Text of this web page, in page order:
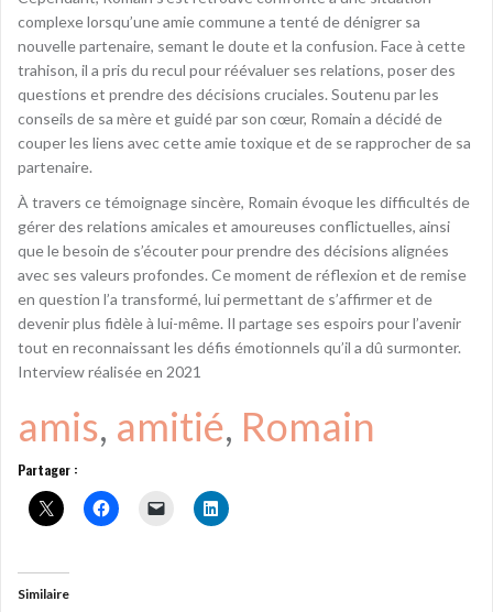
complexe lorsqu’une amie commune a tenté de dénigrer sa
nouvelle partenaire, semant le doute et la confusion. Face à cette
trahison, il a pris du recul pour réévaluer ses relations, poser des
questions et prendre des décisions cruciales. Soutenu par les
conseils de sa mère et guidé par son cœur, Romain a décidé de
couper les liens avec cette amie toxique et de se rapprocher de sa
partenaire.
À travers ce témoignage sincère, Romain évoque les difficultés de
gérer des relations amicales et amoureuses conflictuelles, ainsi
que le besoin de s’écouter pour prendre des décisions alignées
avec ses valeurs profondes. Ce moment de réflexion et de remise
en question l’a transformé, lui permettant de s’affirmer et de
devenir plus fidèle à lui-même. Il partage ses espoirs pour l’avenir
tout en reconnaissant les défis émotionnels qu’il a dû surmonter.
Interview réalisée en 2021
amis, amitié, Romain
Partager :
Similaire